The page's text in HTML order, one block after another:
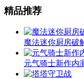
精品推荐
魔法迷你厨房破
元气骑士新作内